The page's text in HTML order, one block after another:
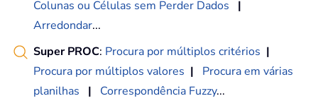
Colunas ou Células sem Perder Dados
|
Arredondar...
Super PROC: Procura por múltiplos critérios |
Procura por múltiplos valores |
Procura em várias
planilhas
| Correspondência Fuzzy...